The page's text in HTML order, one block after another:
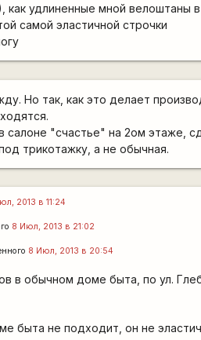
как удлиненные мной велоштаны в
самой эластичной строчки
Но так, как это делает
салоне "счастье" на 2ом этаже,
трикотажку, а не обычная.
2013 в 11:24
8 Июл, 2013 в 21:02
8 Июл, 2013 в 20:54
в обычном доме быта, по ул.
быта не подходит, он не